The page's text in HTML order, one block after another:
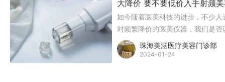
大降价 要不要低价入手射频
如今随着医美科技的进步，不少
对频繁降价的医美仪器，我们是
珠海美涵医疗美容门诊部
2024-01-24